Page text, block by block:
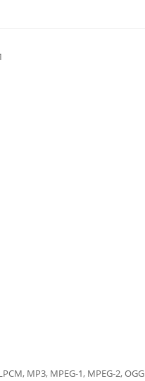
MP3, MPEG-1, MPEG-2, OGG